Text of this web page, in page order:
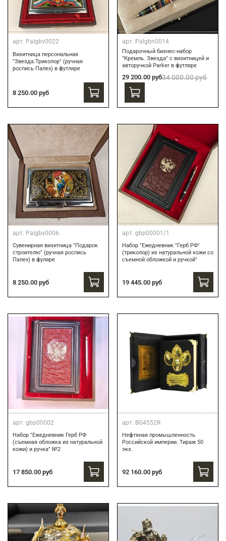
арт. Palgbv0022
Визитница персональная
"Звезда.Триколор" (ручная
роспись Палех) в футляре
8 250.00 руб
арт. Palgbn0014
Подарочный бизнес-набор
"Кремль. Звезда" с визитницей и
авторучкой Parker в футляре
29 200.00 руб34 000.00 руб
арт. Palgbv0006
Сувенирная визитница "Подарок
строителю" (ручная роспись
Палех) в фуляре
8 250.00 руб
арт. gbp00001/1
Набор "Ежедневник "Герб РФ"
(триколор) из натуральной кожи со
съемной обложкой и ручкой"
19 445.00 руб
арт. gbp00002
Набор "Ежедневник Герб РФ
(съемная обложка из натуральной
кожи) и ручка" №2
17 850.00 руб
арт. BG4552R
Нефтяная промышленность
Российской империи. Тираж 50
экз.
92 160.00 руб